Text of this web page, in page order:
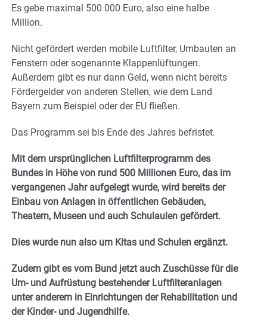
Es gebe maximal 500 000 Euro, also eine halbe
Million.
Nicht gefördert werden mobile Luftfilter, Umbauten an
Fenstern oder sogenannte Klappenlüftungen.
Außerdem gibt es nur dann Geld, wenn nicht bereits
Fördergelder von anderen Stellen, wie dem Land
Bayern zum Beispiel oder der EU fließen.
Das Programm sei bis Ende des Jahres befristet.
Mit dem ursprünglichen Luftfilterprogramm des
Bundes in Höhe von rund 500 Millionen Euro, das im
vergangenen Jahr aufgelegt wurde, wird bereits der
Einbau von Anlagen in öffentlichen Gebäuden,
Theatern, Museen und auch Schulaulen gefördert.
Dies wurde nun also um Kitas und Schulen ergänzt.
Zudem gibt es vom Bund jetzt auch Zuschüsse für die
Um- und Aufrüstung bestehender Luftfilteranlagen
unter anderem in Einrichtungen der Rehabilitation und
der Kinder- und Jugendhilfe.